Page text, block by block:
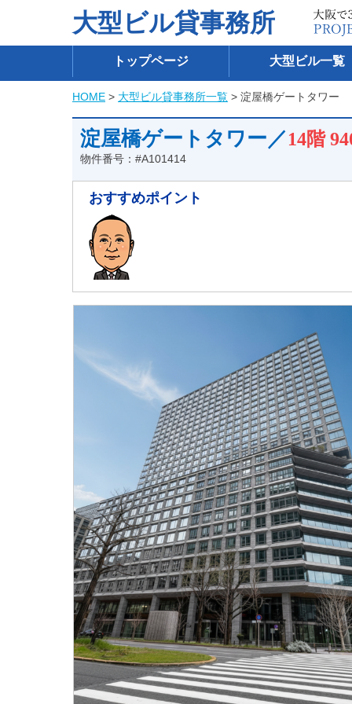
大型ビル貸事務所
トップページ 大型ビル一覧
HOME > 大型ビル貸事務所一覧 > 淀屋橋ゲートタワー
淀屋橋ゲートタワー／14階
物件番号：#A101414
おすすめポイント